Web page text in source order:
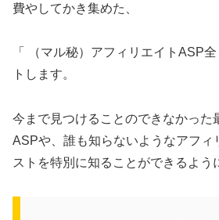
費やしてかき集めた、
「 （マル秘）アフィリエイトASP
トします。
今まで見つけることのできなかった
ASPや、誰も知らないようなアフィ
ストを特別に知ることができるよう